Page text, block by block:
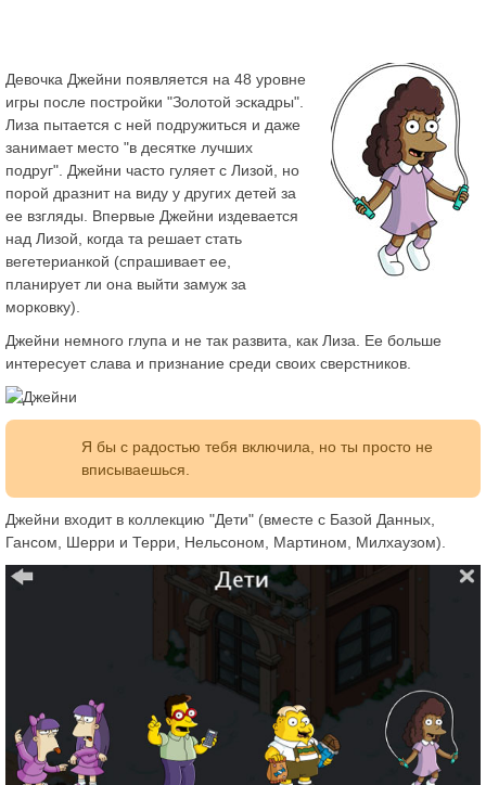
Девочка Джейни появляется на 48 уровне
игры после постройки "Золотой эскадры".
Лиза пытается с ней подружиться и даже
занимает место "в десятке лучших
подруг". Джейни часто гуляет с Лизой, но
порой дразнит на виду у других детей за
ее взгляды. Впервые Джейни издевается
над Лизой, когда та решает стать
вегетерианкой (спрашивает ее,
планирует ли она выйти замуж за
морковку).
Джейни немного глупа и не так развита, как Лиза. Ее больше
интересует слава и признание среди своих сверстников.
Я бы с радостью тебя включила, но ты просто не
вписываешься.
Джейни входит в коллекцию "Дети" (вместе с Базой Данных,
Гансом, Шерри и Терри, Нельсоном, Мартином, Милхаузом).